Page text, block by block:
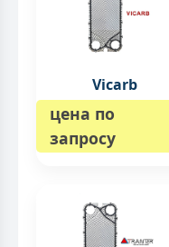
Vicarb
цена по
запросу